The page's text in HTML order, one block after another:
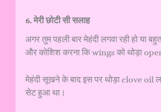
6. मेरी छोटी सी सलाह
अगर तुम पहली बार मेहंदी लगवा रही हो या
और कोशिश करना कि wings को थोड़ा
मेहंदी सूखने के बाद इस पर थोड़ा clove
सेट हुआ था।